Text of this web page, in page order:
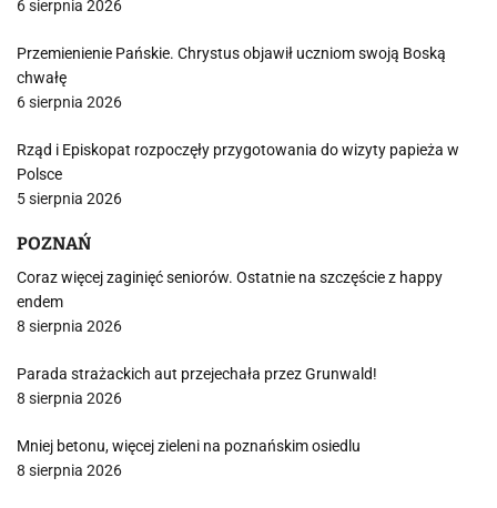
6 sierpnia 2026
Przemienienie Pańskie. Chrystus objawił uczniom swoją Boską
chwałę
6 sierpnia 2026
Rząd i Episkopat rozpoczęły przygotowania do wizyty papieża w
Polsce
5 sierpnia 2026
POZNAŃ
Coraz więcej zaginięć seniorów. Ostatnie na szczęście z happy
endem
8 sierpnia 2026
Parada strażackich aut przejechała przez Grunwald!
8 sierpnia 2026
Mniej betonu, więcej zieleni na poznańskim osiedlu
8 sierpnia 2026